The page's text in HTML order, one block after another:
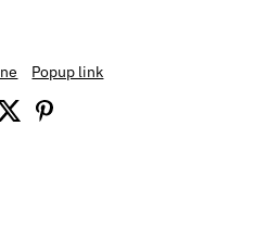
Popup link